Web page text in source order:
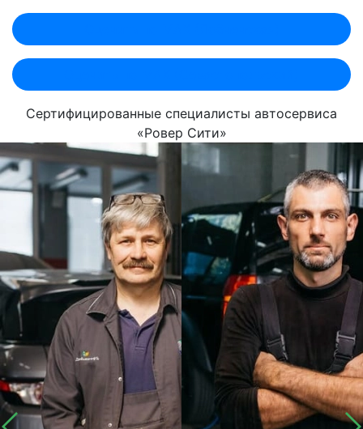
Сертифицированные специалисты автосервиса
«Ровер Сити»